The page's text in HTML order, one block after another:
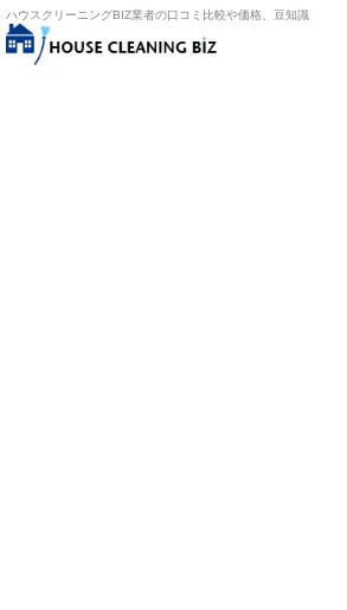
ハウスクリーニングBIZ業者の口コミ比較や価格、豆知識